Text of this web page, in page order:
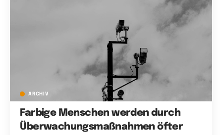
ARCHIV
Farbige Menschen werden durch
Überwachungsmaßnahmen öfter